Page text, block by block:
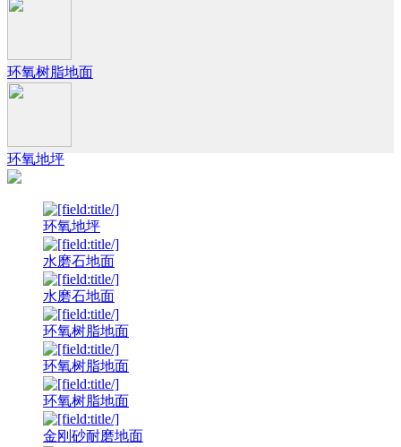
环氧树脂地面
环氧地坪
环氧地坪
水磨石地面
水磨石地面
环氧树脂地面
环氧树脂地面
环氧树脂地面
金刚砂耐磨地面